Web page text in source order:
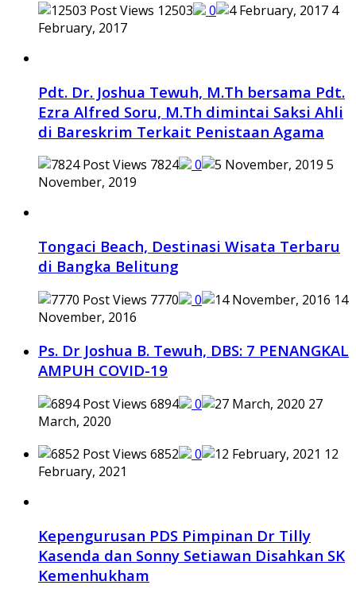
12503 0
4
February, 2017
Pdt. Dr. Joshua Tewuh, M.Th bersama Pdt.
Ezra Alfred Soru, M.Th dimintai Saksi Ahli
di Bareskrim Terkait Penistaan Agama
7824 0
5
November, 2019
Tongaci Beach, Destinasi Wisata Terbaru
di Bangka Belitung
7770 0
14
November, 2016
Ps. Dr Joshua B. Tewuh, DBS: 7 PENANGKAL
AMPUH COVID-19
6894 0
27
March, 2020
6852
0
12
February, 2021
Kepengurusan PDS Pimpinan Dr Tilly
Kasenda dan Sonny Setiawan Disahkan SK
Kemenhukham